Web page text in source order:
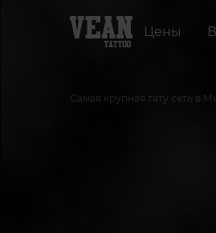
Цены
Самая крупная тату сеть в